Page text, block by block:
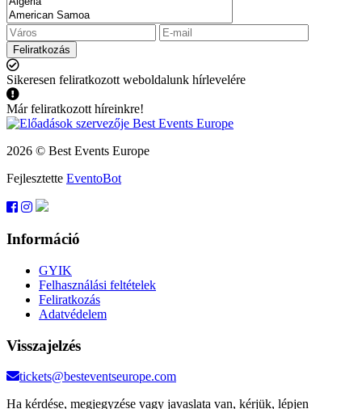
Feliratkozás
Sikeresen feliratkozott weboldalunk hírlevelére
Már feliratkozott híreinkre!
2026 © Best Events Europe
Fejlesztette EventoBot
Információ
GYIK
Felhasználási feltételek
Feliratkozás
Adatvédelem
Visszajelzés
tickets@besteventseurope.com
Ha kérdése, megjegyzése vagy javaslata van, kérjük, lépjen